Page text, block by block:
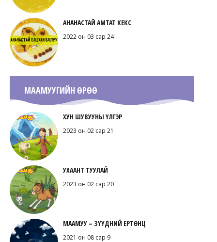
АНАНАСТАЙ АМТАТ КЕКС
2022 он 03 сар 24
МААМУУГИЙН ӨРӨӨ
ХУН ШУВУУНЫ ҮЛГЭР
2023 он 02 сар 21
УХААНТ ТУУЛАЙ
2023 он 02 сар 20
МААМУУ – ЗҮҮДНИЙ ЕРТӨНЦ
2021 он 08 сар 9